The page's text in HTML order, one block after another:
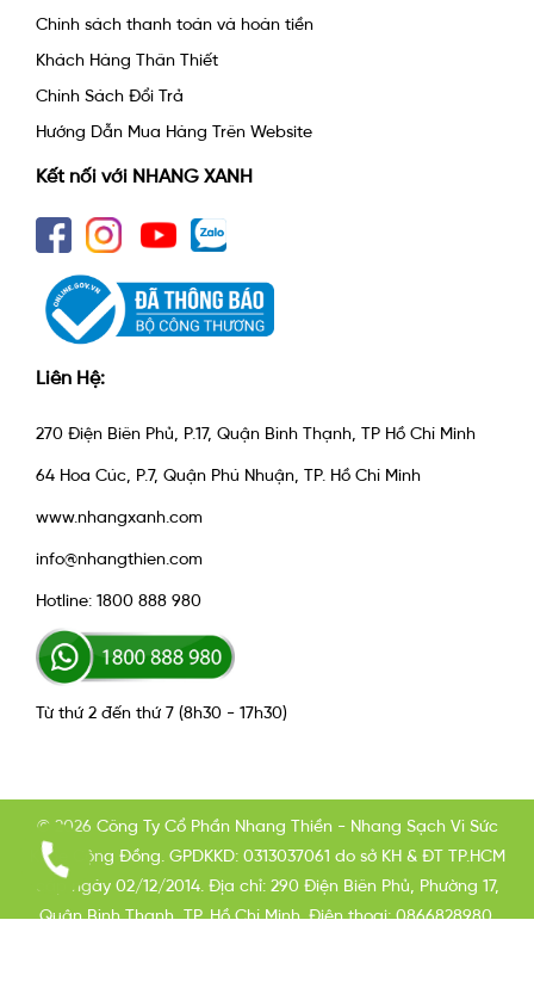
Chính sách thanh toán và hoàn tiền
Khách Hàng Thân Thiết
Chính Sách Đổi Trả
Hướng Dẫn Mua Hàng Trên Website
Kết nối với NHANG XANH
Liên Hệ:
270 Điện Biên Phủ, P.17, Quận Bình Thạnh, TP Hồ Chí Minh
64 Hoa Cúc, P.7, Quận Phú Nhuận, TP. Hồ Chí Minh
www.nhangxanh.com
info@nhangthien.com
Hotline: 1800 888 980
Từ thứ 2 đến thứ 7 (8h30 - 17h30)
© 2026 Công Ty Cổ Phần Nhang Thiền - Nhang Sạch Vì Sức
Khỏe Cộng Đồng. GPDKKD: 0313037061 do sở KH & ĐT TP.HCM
cấp ngày 02/12/2014. Địa chỉ: 290 Điện Biên Phủ, Phường 17,
Quận Bình Thạnh, TP. Hồ Chí Minh. Điện thoại: 0866828980.